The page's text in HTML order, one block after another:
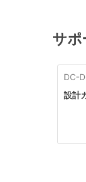
サポ
DC-
設計